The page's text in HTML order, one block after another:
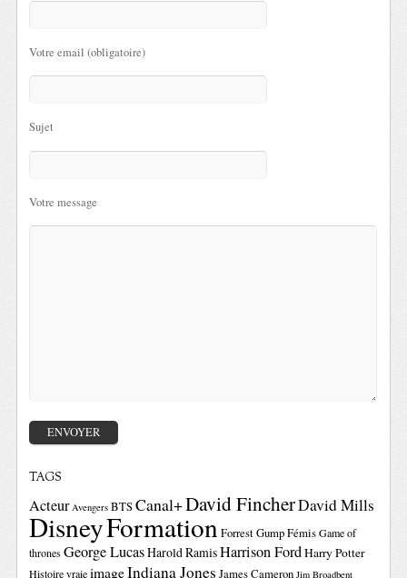
Votre email (obligatoire)
Sujet
Votre message
TAGS
Acteur Avengers BTSCanal+David FincherDavid Mills
DisneyFormationForrest GumpFémis Game of
thrones George LucasHarold RamisHarrison FordHarry Potter
Histoire vraie imageIndiana Jones James Cameron Jim Broadbent